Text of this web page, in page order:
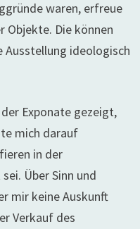
waren, erfreue
Objekte. Die können
Ausstellung ideologisch
Exponate gezeigt,
mich darauf
in der
Über Sinn und
mir keine Auskunft
Verkauf des